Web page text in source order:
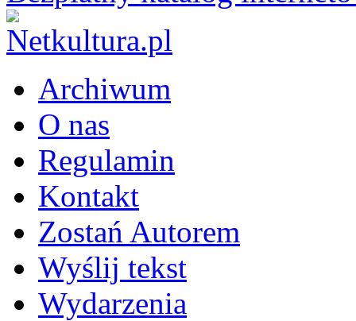
Archiwum
O nas
Regulamin
Kontakt
Zostań Autorem
Wyślij tekst
Wydarzenia